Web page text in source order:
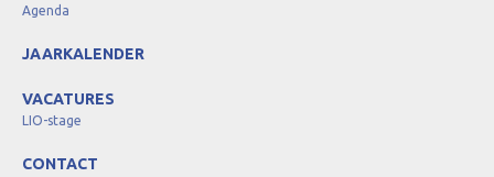
Agenda
JAARKALENDER
VACATURES
LIO-stage
CONTACT